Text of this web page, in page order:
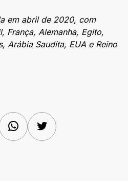
em abril de 2020, com
França, Alemanha, Egito,
Arábia Saudita, EUA e Reino
WhatsAppTwitter